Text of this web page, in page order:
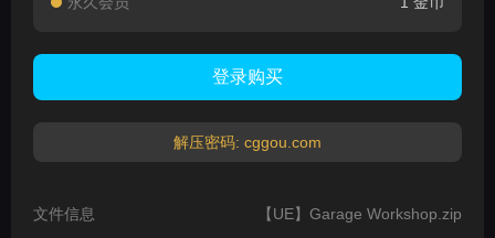
登录购买
解压密码: cggou.com
文件信息 【UE】Garage Workshop.zip